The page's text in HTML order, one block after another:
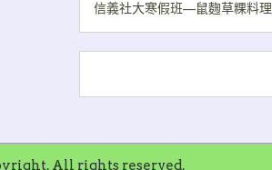
信義社大寒假班—鼠麴草粿料理
All rights reserved.